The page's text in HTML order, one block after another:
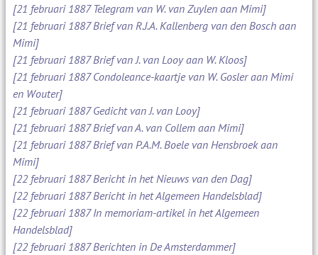
[21 februari 1887 Telegram van W. van Zuylen aan Mimi]
[21 februari 1887 Brief van R.J.A. Kallenberg van den Bosch aan
Mimi]
[21 februari 1887 Brief van J. van Looy aan W. Kloos]
[21 februari 1887 Condoleance-kaartje van W. Gosler aan Mimi
en Wouter]
[21 februari 1887 Gedicht van J. van Looy]
[21 februari 1887 Brief van A. van Collem aan Mimi]
[21 februari 1887 Brief van P.A.M. Boele van Hensbroek aan
Mimi]
[22 februari 1887 Bericht in het Nieuws van den Dag]
[22 februari 1887 Bericht in het Algemeen Handelsblad]
[22 februari 1887 In memoriam-artikel in het Algemeen
Handelsblad]
[22 februari 1887 Berichten in De Amsterdammer]